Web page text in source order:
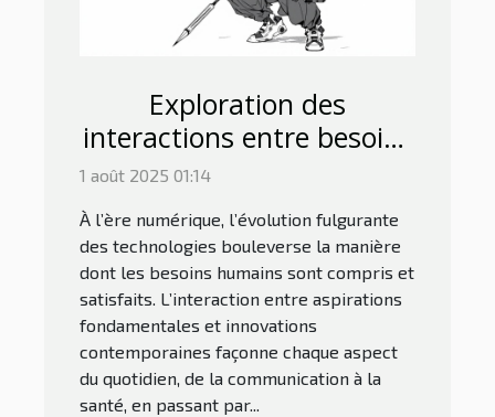
Exploration des
interactions entre besoins
humains et technologies
modernes
1 août 2025 01:14
À l’ère numérique, l’évolution fulgurante
des technologies bouleverse la manière
dont les besoins humains sont compris et
satisfaits. L’interaction entre aspirations
fondamentales et innovations
contemporaines façonne chaque aspect
du quotidien, de la communication à la
santé, en passant par...